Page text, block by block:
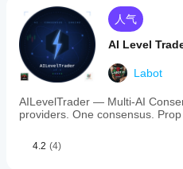
cryptocurrencies
like
BTCUSD
and
EURUSD.
Traders
can
customize
deviation
modes,
settings,
人气
AI Level
Labot
AILevelTrader — Multi-AI
providers. One consensus. Prop
4.2 (4)